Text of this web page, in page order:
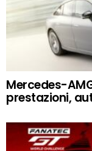
Mercedes-
prestazioni,